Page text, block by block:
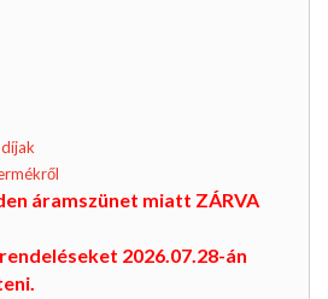
áramszünet miatt ZÁRVA
2026.07.28-án